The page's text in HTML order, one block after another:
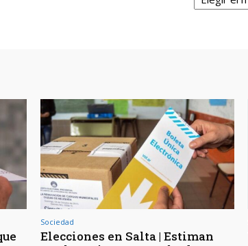
Sociedad
Elecciones en Salta | Estiman